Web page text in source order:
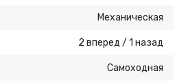
Механическая
2 вперед / 1 назад
Самоходная